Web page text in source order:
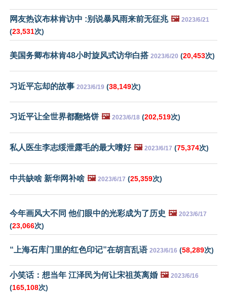
网友热议布林肯访中 :别说暴风雨来前无征兆 🖼️ 2023/6/21
(23,531次)
美国务卿布林肯48小时旋风式访华白搭 2023/6/20 (20,453次)
习近平忘却的故事 2023/6/19 (38,149次)
习近平让全世界都翻烙饼 🖼️ 2023/6/18 (202,519次)
私人医生李志绥泄露毛的最大嗜好 🖼️ 2023/6/17 (75,374次)
中共缺啥 新华网补啥 🖼️ 2023/6/17 (25,359次)
今年画风大不同 他们眼中的光彩成为了历史 🖼️ 2023/6/17
(23,066次)
“上海石库门里的红色印记”在胡言乱语 2023/6/16 (58,289次)
小笑话：想当年 江泽民为何让宋祖英离婚 🖼️ 2023/6/16
(165,108次)